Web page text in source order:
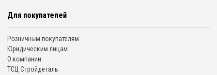
Для покупателей
Розничным покупателям
Юридическим лицам
О компании
ТСЦ Стройдеталь